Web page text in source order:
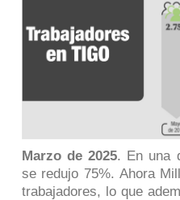
Marzo de 2025. En una
se redujo 75%. Ahora
trabajadores, lo que